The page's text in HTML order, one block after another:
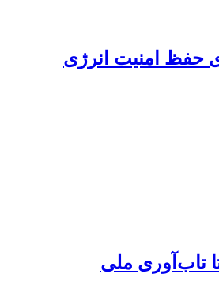
حفظ امنیت انرژی
تاب‌آوری ملی